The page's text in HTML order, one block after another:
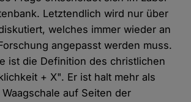
Letztendlich wird nur über
welches immer wieder an
angepasst werden muss.
ist die Definition des christlichen
+ X". Er ist halt mehr als
auf Seiten der